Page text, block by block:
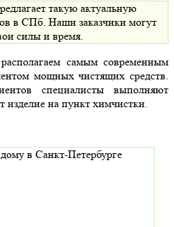
такую актуальную
в СПб. Наши заказчики могут
силы и время.
самым современным
мощных чистящих средств.
специалисты выполняют
изделие на пункт химчистки.